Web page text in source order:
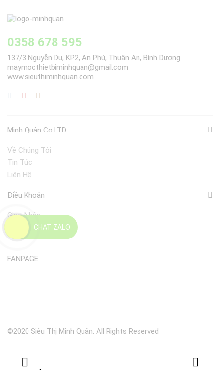
CHAT ZALO
0358 678 595
137/3 Nguyễn Du, KP2, An Phú, Thuận An, Bình Dương
maymocthietbiminhquan@gmail.com
www.sieuthiminhquan.com
Minh Quân Co.LTD
Về Chúng Tôi
Tin Tức
Liên Hệ
Điều Khoản
Giao Nhận
Đổi Trả
FANPAGE
©2020 Siêu Thị Minh Quân. All Rights Reserved